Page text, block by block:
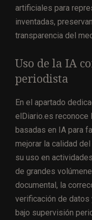
artificiales para
inventadas,
transparencia del
Uso de la IA
periodista
En el apartado
elDiario.es reconoce
basadas en IA para
mejorar la calidad
su uso en
de grandes
documental, la
verificación de
bajo supervisión